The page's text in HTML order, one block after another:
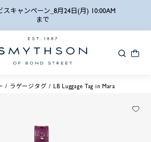
スキャンペーン_8月24日(月) 10:00AM
まで
ラゲージタグ LB Luggage Tag in Mara